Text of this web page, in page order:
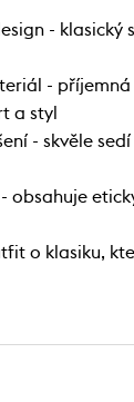
- klasický
- příjemná
a styl
- skvěle
obsahuje
o klasiku,